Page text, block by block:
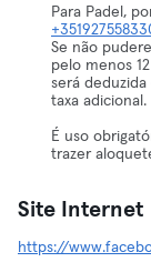
Para Padel,
Se não
pelo menos
será
taxa adicional.
É uso
trazer
Site Internet
https://